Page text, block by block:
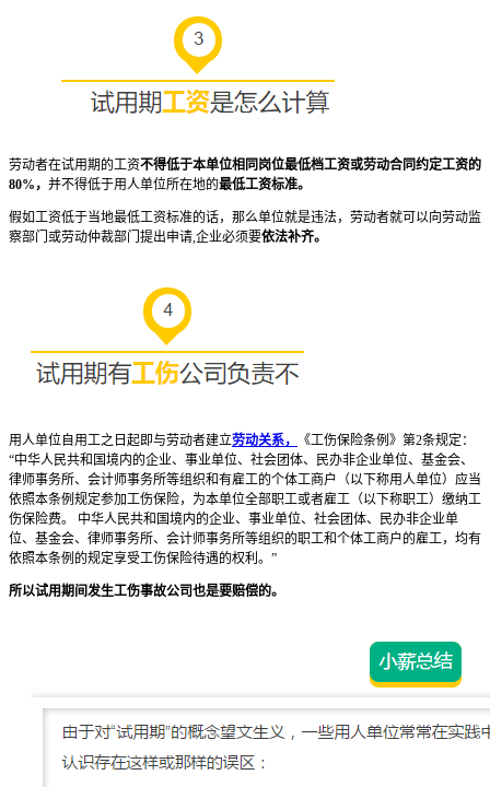
劳动者在试用期的工资不得低于本单位相同岗位最低档工资或劳动合同约定工资的
80%， 并不得低于用人单位所在地的最低工资标准。
假如工资低于当地最低工资标准的话，那么单位就是违法，劳动者就可以向劳动监
察部门或劳动仲裁部门提出申请,企业必须要依法补齐。
用人单位自用工之日起即与劳动者建立劳动关系，
《工伤保险条例》第2条规定：
“中华人民共和国境内的企业、事业单位、社会团体、民办非企业单位、基金会、
律师事务所、会计师事务所等组织和有雇工的个体工商户（以下称用人单位）应当
依照本条例规定参加工伤保险，为本单位全部职工或者雇工（以下称职工）缴纳工
伤保险费。 中华人民共和国境内的企业、事业单位、社会团体、民办非企业单
位、基金会、律师事务所、会计师事务所等组织的职工和个体工商户的雇工，均有
依照本条例的规定享受工伤保险待遇的权利。”
所以试用期间发生工伤事故公司也是要赔偿的。